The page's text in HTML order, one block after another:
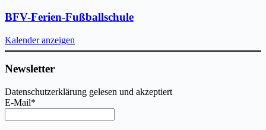
BFV-Ferien-Fußballschule
Kalender anzeigen
Newsletter
Datenschutzerklärung gelesen und akzeptiert
E-Mail*